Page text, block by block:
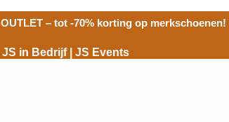
OUTLET– tot -70% korting op merkschoenen!
JS in Bedrijf JS Events